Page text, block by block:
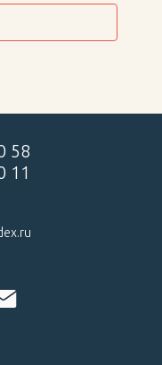
58
11